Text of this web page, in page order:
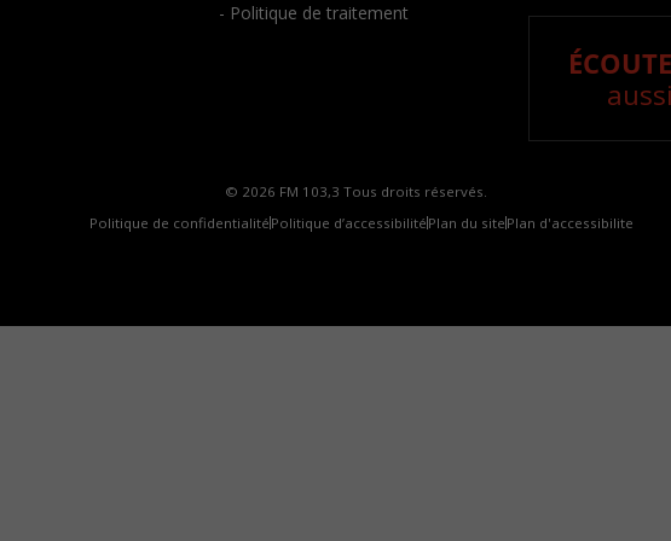
- Politique de traitement
© 2026 FM 103,3 Tous droits réservés.
Politique de confidentialité Politique d’accessibilité Plan du site Plan d'accessibilite